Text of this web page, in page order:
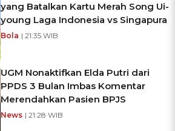
yang Batalkan Kartu Merah Song Ui-
young Laga Indonesia vs Singapura
Bola | 21:35 WIB
UGM Nonaktifkan Elda Putri dari
PPDS 3 Bulan Imbas Komentar
Merendahkan Pasien BPJS
News | 21:28 WIB